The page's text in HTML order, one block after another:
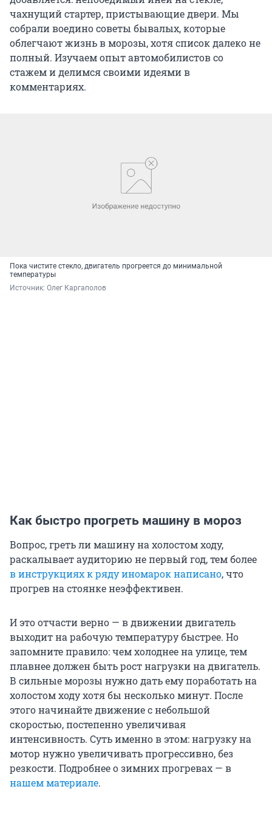
чахнущий стартер, пристывающие двери. Мы
собрали воедино советы бывалых, которые
облегчают жизнь в морозы, хотя список далеко не
полный. Изучаем опыт автомобилистов со
стажем и делимся своими идеями в
комментариях.
Пока чистите стекло, двигатель прогреется до минимальной
температуры
Источник: Олег Каргаполов
Как быстро прогреть машину в мороз
Вопрос, греть ли машину на холостом ходу,
раскалывает аудиторию не первый год, тем более
в инструкциях к ряду иномарок написано, что
прогрев на стоянке неэффективен.
И это отчасти верно — в движении двигатель
выходит на рабочую температуру быстрее. Но
запомните правило: чем холоднее на улице, тем
плавнее должен быть рост нагрузки на двигатель.
В сильные морозы нужно дать ему поработать на
холостом ходу хотя бы несколько минут. После
этого начинайте движение с небольшой
скоростью, постепенно увеличивая
интенсивность. Суть именно в этом: нагрузку на
мотор нужно увеличивать прогрессивно, без
резкости. Подробнее о зимних прогревах — в
нашем материале.